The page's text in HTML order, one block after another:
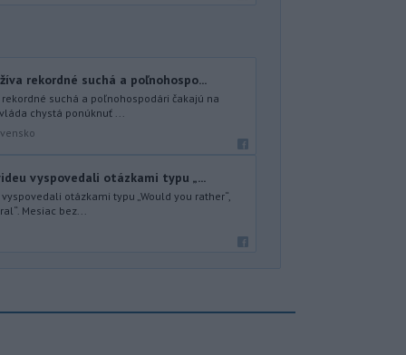
rekordné suchá a poľnohospo...
suchá a poľnohospodári čakajú na
chystá ponúknuť ...
vyspovedali otázkami typu „...
otázkami typu „Would you rather“,
Mesiac bez...